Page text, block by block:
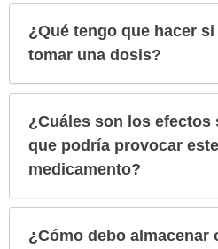
¿Qué tengo que hacer
tomar una dosis?
¿Cuáles son los efectos
que podría provocar este
medicamento?
¿Cómo debo almacenar